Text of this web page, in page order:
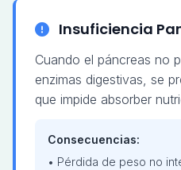
Insuficiencia
Cuando el páncreas no
enzimas digestivas, se
que impide absorber
Consecuencias:
• Pérdida de peso no